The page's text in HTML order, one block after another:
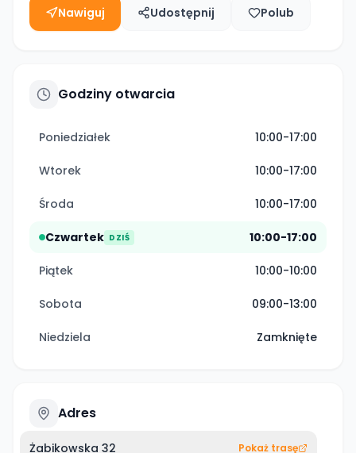
Nawiguj Udostępnij Polub
Godziny otwarcia
Poniedziałek 10:00-17:00
Wtorek 10:00-17:00
Środa 10:00-17:00
Czwartek DZIŚ 10:00-17:00
Piątek 10:00-10:00
Sobota 09:00-13:00
Niedziela Zamknięte
Adres
Żabikowska 32
Pokaż trasę